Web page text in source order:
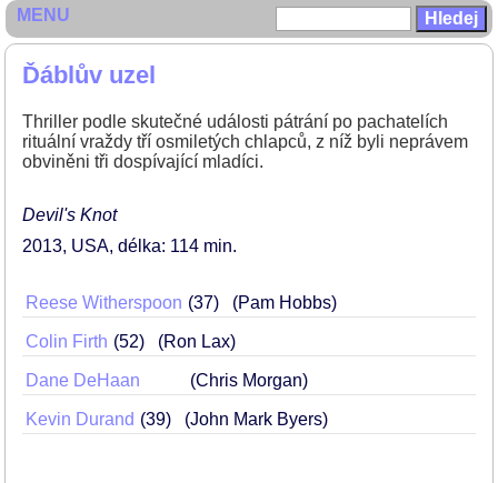
Ďáblův uzel
Thriller podle skutečné události pátrání po pachatelích
rituální vraždy tří osmiletých chlapců, z níž byli neprávem
obviněni tři dospívající mladíci.
Devil's Knot
2013 USA délka: 114 min
Reese Witherspoon 37 (Pam Hobbs)
Colin Firth 52 (Ron Lax)
Dane DeHaan (Chris Morgan)
Kevin Durand 39 (John Mark Byers)
MENU